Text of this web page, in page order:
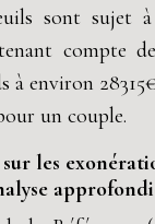
sont sujet
compte
à environ
un couple.
les